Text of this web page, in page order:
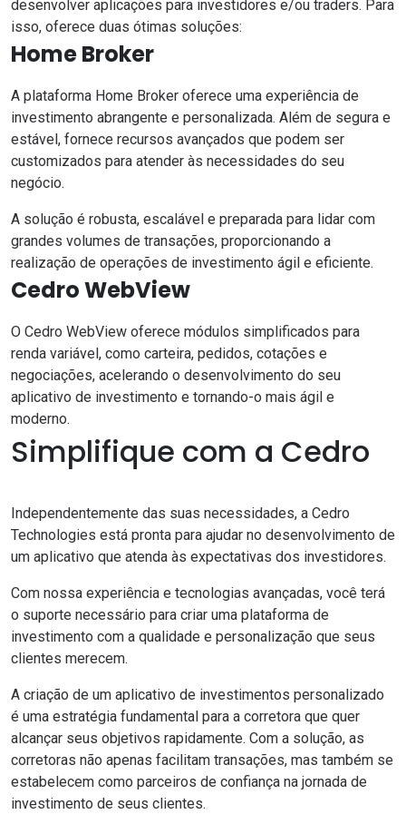
desenvolver aplicações para investidores e/ou traders. Para
isso, oferece duas ótimas soluções:
Home Broker
A plataforma Home Broker oferece uma experiência de
investimento abrangente e personalizada. Além de segura e
estável, fornece recursos avançados que podem ser
customizados para atender às necessidades do seu
negócio.
A solução é robusta, escalável e preparada para lidar com
grandes volumes de transações, proporcionando a
realização de operações de investimento ágil e eficiente.
Cedro WebView
O Cedro WebView oferece módulos simplificados para
renda variável, como carteira, pedidos, cotações e
negociações, acelerando o desenvolvimento do seu
aplicativo de investimento e tornando-o mais ágil e
moderno.
Simplifique com a Cedro
Independentemente das suas necessidades, a Cedro
Technologies está pronta para ajudar no desenvolvimento de
um aplicativo que atenda às expectativas dos investidores.
Com nossa experiência e tecnologias avançadas, você terá
o suporte necessário para criar uma plataforma de
investimento com a qualidade e personalização que seus
clientes merecem.
A criação de um aplicativo de investimentos personalizado
é uma estratégia fundamental para a corretora que quer
alcançar seus objetivos rapidamente. Com a solução, as
corretoras não apenas facilitam transações, mas também se
estabelecem como parceiros de confiança na jornada de
investimento de seus clientes.